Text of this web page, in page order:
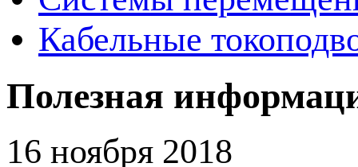
Кабельные
Полезная
16 ноября 2018